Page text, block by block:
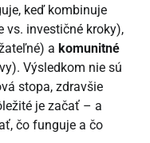
keď kombinuje
vs. investičné kroky),
a komunitné
Výsledkom nie sú
stopa, zdravšie
je začať – a
čo funguje a čo